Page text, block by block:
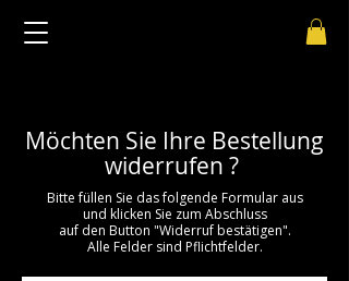
Möchten Sie Ihre Bestellung
widerrufen ?
Bitte füllen Sie das folgende Formular aus
und klicken Sie zum Abschluss
auf den Button "Widerruf bestätigen".
Alle Felder sind Pflichtfelder.